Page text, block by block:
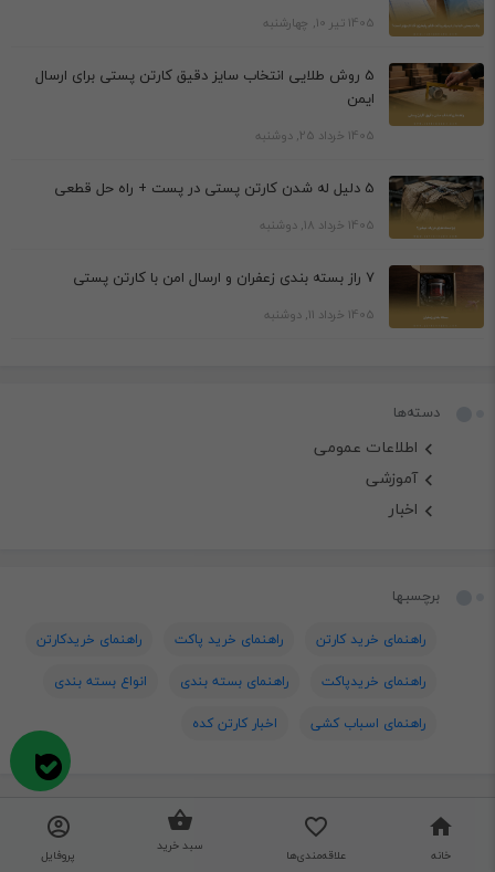
1405 تیر 10, چهارشنبه
5 روش طلایی انتخاب سایز دقیق کارتن پستی برای ارسال
ایمن
1405 خرداد 25, دوشنبه
5 دلیل له شدن کارتن پستی در پست + راه حل قطعی
1405 خرداد 18, دوشنبه
7 راز بسته بندی زعفران و ارسال امن با کارتن پستی
1405 خرداد 11, دوشنبه
دسته‌ها
اطلاعات عمومی
آموزشی
اخبار
برچسبها
راهنمای خرید کارتن راهنمای خرید پاکت
راهنمای خریدکارتن
راهنمای خریدپاکت
راهنمای بسته بندی
انواع بسته بندی
راهنمای اسباب کشی
اخبار کارتن کده
پروفایل
سبد خرید
علاقه‌مندی‌ها خانه